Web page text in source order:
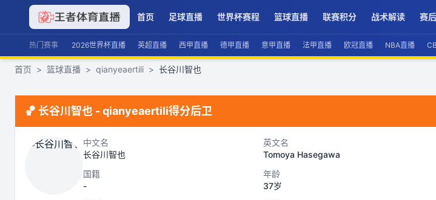
首页 足球直播 世界杯赛程 篮球直播 联赛积分 战术解读 赛
热门赛事 2026世界杯直播 英超直播 西甲直播 德甲直播 意甲直播 法甲直播 欧冠直播 NBA直播
首页 > 篮球直播 > qianyeaertili > 长谷川智也
🏀 长谷川智也 -qianyeaertili得分后卫
中文名
长谷川智也
英文名
Tomoya Hasegawa
国籍
-
年龄
37岁